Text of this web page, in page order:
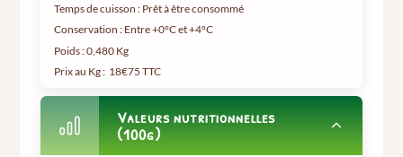
Temps de cuisson : Prêt à être consommé
Conservation : Entre +0°C et +4°C
Poids :0,480 Kg
Prix au Kg : 18€75 TTC
Valeurs nutritionnelles
(100g)